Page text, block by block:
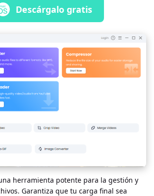
Descárgalo gratis
herramienta potente para la gestión y
Garantiza que tu carga final sea